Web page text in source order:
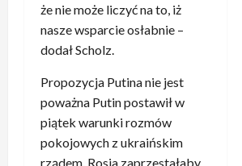
że nie może liczyć na to, iż
nasze wsparcie osłabnie –
dodał Scholz.
Propozycja Putina nie jest
poważna Putin postawił w
piątek warunki rozmów
pokojowych z ukraińskim
rządem. Rosja zaprzestałaby